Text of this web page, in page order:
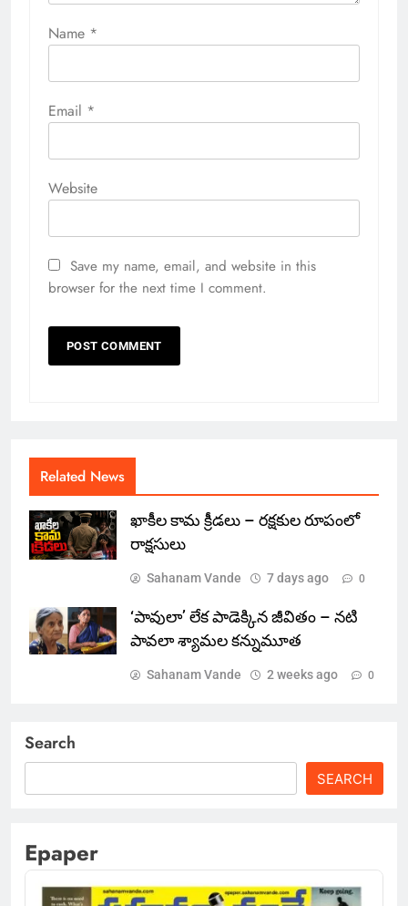
Name *
Email *
Website
Save my name, email, and website in this
browser for the next time I comment.
Related News
ఖాకీల కామ క్రీడలు – రక్షకుల రూపంలో
రాక్షసులు
Sahanam Vande 7 days ago 0
‘పావులా’ లేక పాడెక్కిన జీవితం – నటి
పావలా శ్యామల కన్నుమూత
Sahanam Vande 2 weeks ago 0
Search
SEARCH
Epaper